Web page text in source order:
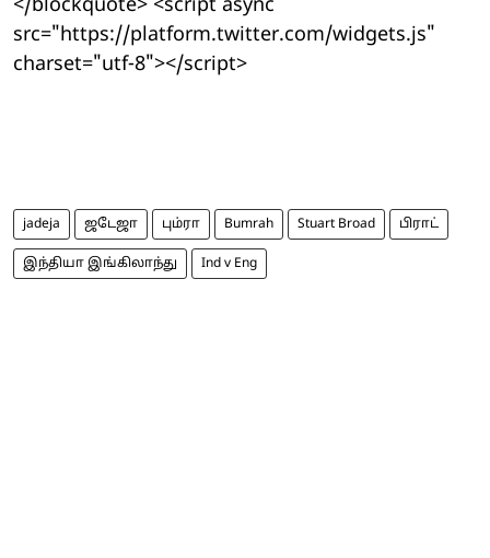
</blockquote> <script async
src="https://platform.twitter.com/widgets.js"
charset="utf-8"></script>
jadeja ஜடேஜா பும்ரா Bumrah Stuart Broad பிராட்
இந்தியா இங்கிலாந்து Ind v Eng